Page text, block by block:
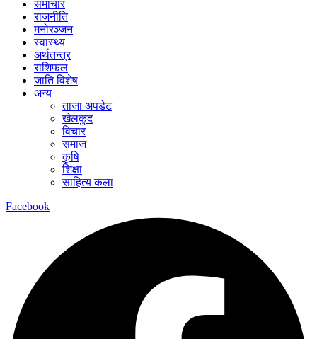
समाचार
राजनीति
मनोरञ्जन
स्वास्थ्य
अर्थतन्त्र
राशिफल
जाति विशेष
अन्य
ताजा अपडेट
खेलकुद
विचार
समाज
कृषि
शिक्षा
साहित्य कला
Facebook